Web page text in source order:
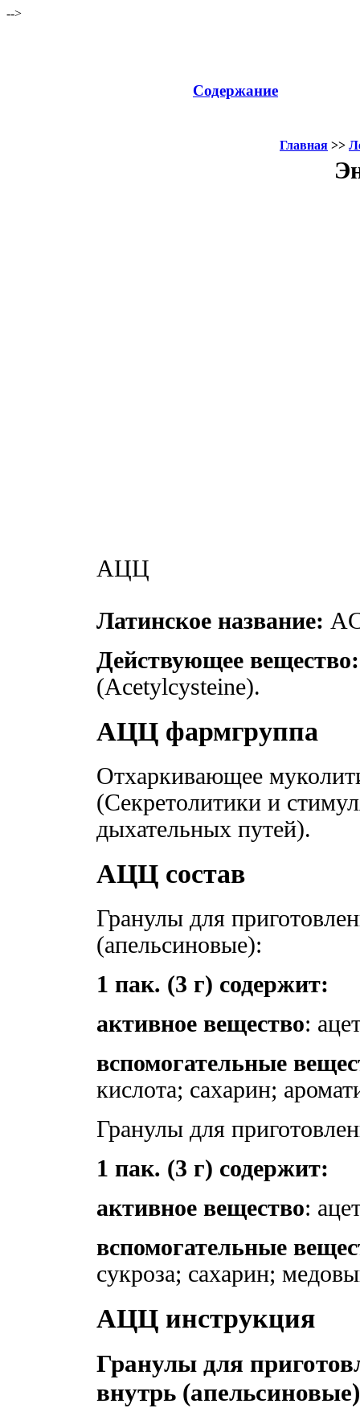
-->
Содержание
Главная >>
АЦЦ
Латинское название:
Действующее вещество:
(Acetylcysteine).
АЦЦ фармгруппа
Отхаркивающее
(Секретолитики и
дыхательных путей).
АЦЦ состав
Гранулы для
(апельсиновые):
1 пак. (3 г) содержит:
активное вещество:
вспомогательные
кислота; сахарин;
Гранулы для
1 пак. (3 г) содержит:
активное вещество:
вспомогательные
сукроза; сахарин;
АЦЦ инструкция
Гранулы для
внутрь (апельсиновые)